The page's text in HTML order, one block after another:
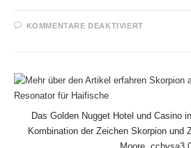
KOMMENTARE DEAKTIVIERTFÜR
FISCHE,
Das Golden Nugget Hotel und Casino
Kombination der Zeichen Skorpion und